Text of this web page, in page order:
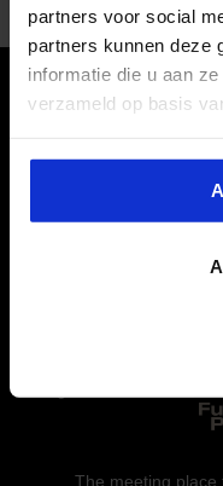
partners voor social
partners kunnen deze
informatie die u aan
verzameld op basis
video-interview: Wat
The meeting place
Quick Links